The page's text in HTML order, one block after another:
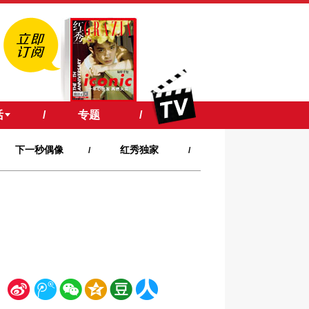
/ 专题 /
下一秒偶像 / 红秀独家 /
新 腾 微 空 豆